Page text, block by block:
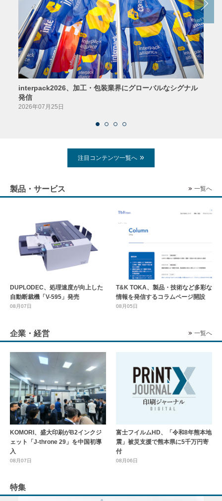
interpack2026、加工・包装業界にグローバルなシグナル
発信
2026年07月25日
注目コンテンツ一覧へ
製品・サービス 一覧へ
DUPLODEC、処理速度が向上した
自動断裁機「V-595」発売
08月07日
T&K TOKA、製品・技術など多彩な
情報を発信するコラムページ開設
08月05日
企業・経営 一覧へ
KOMORI、盛大印刷がB2インクジ
ェット「J-throne 29」を中国初導
入
08月07日
富士フイルムHD、「令和8年熊本地
震」被災支援で熊本県に5千万円寄
付
08月06日
特集